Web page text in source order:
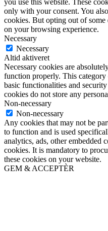
only with your consent. You
cookies. But opting out of some
on your browsing experience.
Necessary
Necessary
Altid aktiveret
Necessary cookies are
function properly. This
basic functionalities and
cookies do not store any
Non-necessary
Non-necessary
Any cookies that may not be
to function and is used
analytics, ads, other embedded
cookies. It is mandatory to
these cookies on your website.
GEM & ACCEPTÈR